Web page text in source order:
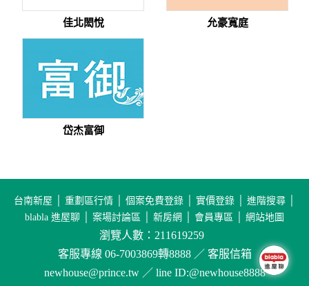
佳北閎悅 允豪寬庭
岱杰富御
台南新屋 重劃區行情 個案免費登錄 實價登錄 進階搜尋
blabla 進屋聊
案場討論區 新房網 會員專區 網站地圖
瀏覽人數：211619259
客服專線 06-7003869轉8888 ／ 客服信箱
newhouse@prince.tw ／ line ID:@newhouse8888